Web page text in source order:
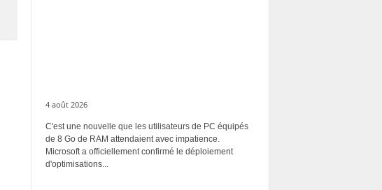
4 août 2026
C'est une nouvelle que les utilisateurs de PC équipés
de 8 Go de RAM attendaient avec impatience.
Microsoft a officiellement confirmé le déploiement
d'optimisations...